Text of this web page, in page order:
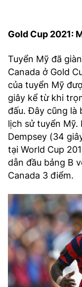
Gold Cup 2021:
Tuyển Mỹ đã
Canada ở Gold
của tuyển Mỹ
giây kể từ khi
đấu. Đây cũng là
lịch sử tuyển
Dempsey (34
tại World Cup
dẫn đầu bảng B
Canada 3 điểm.